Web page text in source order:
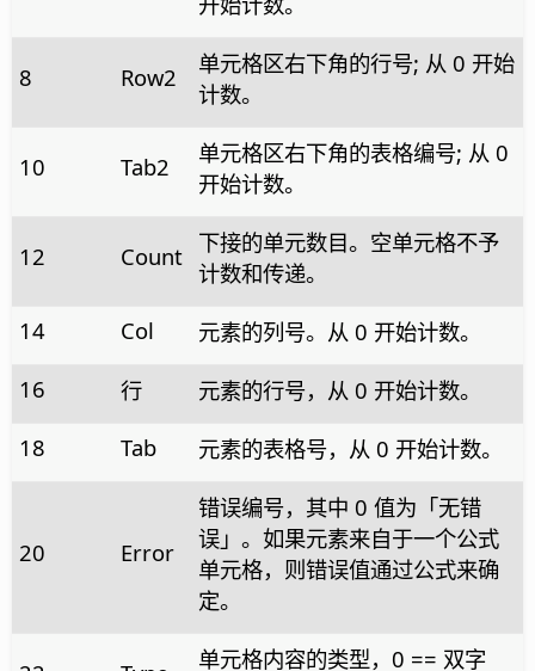
8 Row2
单元格区右下角的行号; 从 0 开始
计数。
10 Tab2
单元格区右下角的表格编号; 从 0
开始计数。
12 Count 下接的单元数目。空单元格不予
计数和传递。
14
Col
元素的列号。从 0 开始计数。
16
行
元素的行号，从 0 开始计数。
18
Tab 元素的表格号，从 0 开始计数。
20 Error
错误编号，其中 0 值为「无错
误」。如果元素来自于一个公式
单元格，则错误值通过公式来确
定。
单元格内容的类型，0 == 双字